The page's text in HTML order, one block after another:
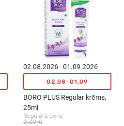
02.08.2026 - 01.09.2026
02.08-01.09
BORO PLUS Regular krēms,
25ml
Regulārā cena
2,39 €